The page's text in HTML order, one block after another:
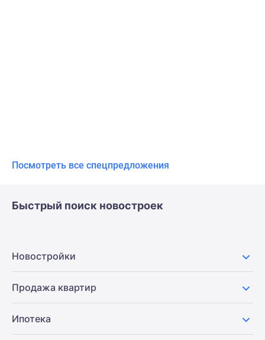
Посмотреть все спецпредложения
Быстрый поиск новостроек
Новостройки
Продажа квартир
Ипотека